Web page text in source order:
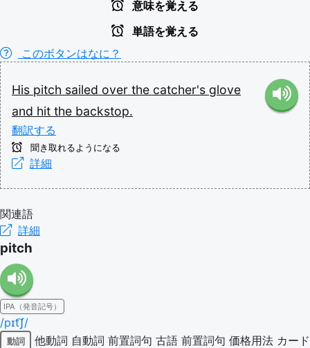
意味を覚える
単語を覚える
このボタンはなに？
His pitch sailed over the catcher's glove
and hit the backstop.
翻訳する
聞き取れるようになる
詳細
関連語
詳細
pitch
IPA（発音記号）
/pɪt͡ʃ/
動詞 他動詞 自動詞 前置詞句 古語 前置詞句 価格用法 カード